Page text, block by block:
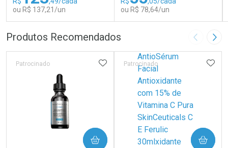
ou R$ 137,21/un
FECHAR
FECHAR
Por Menos
ou R$ 78,64/un
Ativar Desconto
Por Menos
Produtos Recomendados Imagem
Patrocinado ADICIONAR AOS FAVORITOS
COMPRAR
Patrocinado
COMPRAR